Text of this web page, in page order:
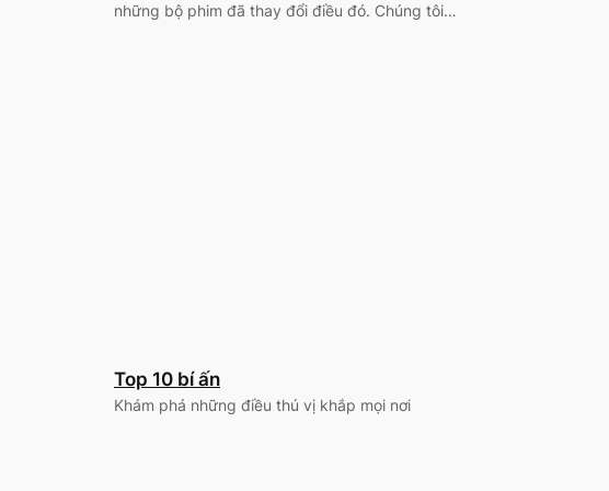
những bộ phim đã thay đổi điều đó. Chúng tôi…
Top 10 bí ấn
Khám phá những điều thú vị khắp mọi nơi